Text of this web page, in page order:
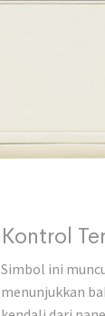
Kontrol
Simbol ini
menunjukkan